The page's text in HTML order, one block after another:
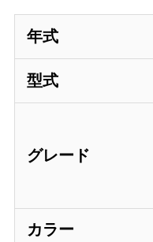
年式
型式
グレード
カラー